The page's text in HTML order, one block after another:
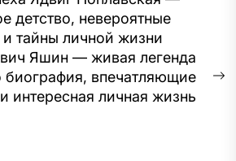
детство, невероятные
тайны личной жизни
Яшин — живая легенда
впечатляющие
интересная личная жизнь